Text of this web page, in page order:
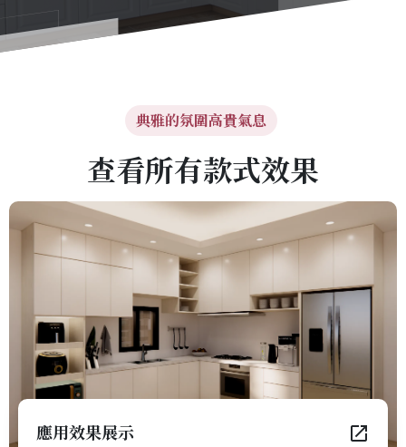
典雅的氛圍高貴氣息
查看所有款式效果
應用效果展示